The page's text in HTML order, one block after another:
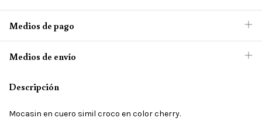
Medios de pago
Medios de envío
Descripción
Mocasin en cuero simil croco en color cherry.